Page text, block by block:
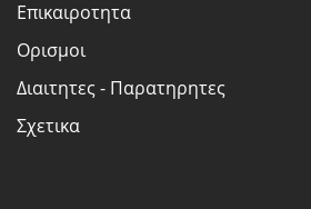
Επικαιροτητα
Ορισμοι
Διαιτητες - Παρατηρητες
Σχετικα